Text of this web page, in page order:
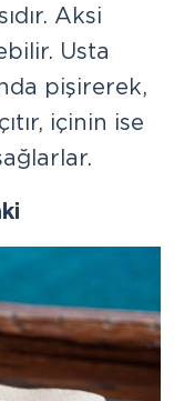
Aksi
Usta
pişirerek,
içinin ise